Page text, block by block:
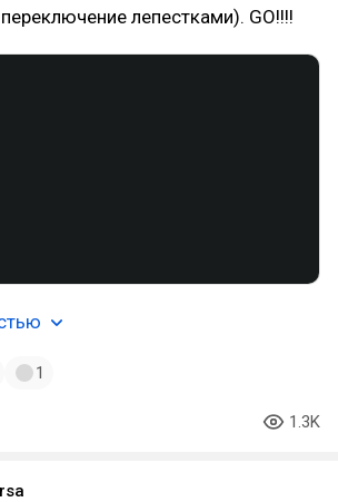
лепестками). GO!!!!
1
1.3K